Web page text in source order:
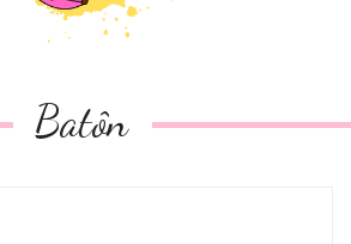
Batôn